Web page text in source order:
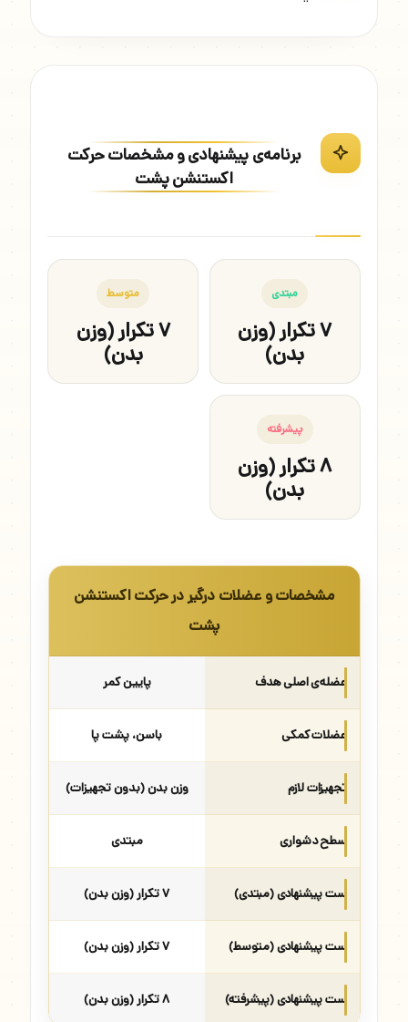
برنامه‌ی پیشنهادی و مشخصات حرکت
اکستنشن پشت
مبتدی
۷ تکرار (وزن
بدن)
متوسط
۷ تکرار (وزن
بدن)
پیشرفته
۸ تکرار (وزن
بدن)
مشخصات و عضلات درگیر در حرکت اکستنشن
پشت
عضله‌ی اصلی هدف پایین کمر
عضلات کمکی باسن، پشت پا
تجهیزات لازم وزن بدن (بدون تجهیزات)
سطح دشواری مبتدی
ست پیشنهادی (مبتدی) ۷ تکرار (وزن بدن)
ست پیشنهادی (متوسط) ۷ تکرار (وزن بدن)
ست پیشنهادی (پیشرفته) ۸ تکرار (وزن بدن)